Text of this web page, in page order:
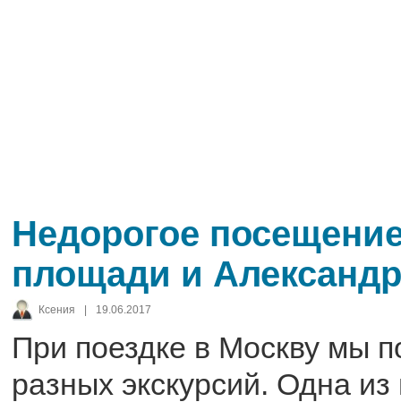
Недорогое
площади и
Ксения | 19.06.2017
При поездке в Москву мы
разных экскурсий. Одна